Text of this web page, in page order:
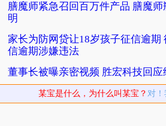
膳魔师紧急召回百万件产品 膳魔
明
家长为防网贷让18岁孩子征信逾期
信逾期涉嫌违法
董事长被曝亲密视频 胜宏科技回应
某宝是什么，为什么叫某宝？ 对！